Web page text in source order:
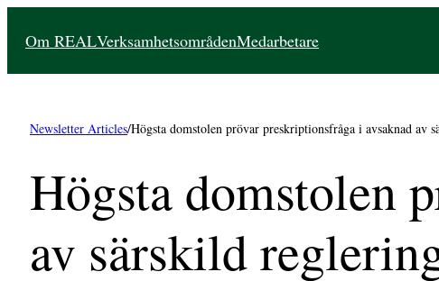
Om REALVerksamhetsområdenMedarbetare
Newsletter Articles/Högsta domstolen prövar preskriptionsfråga i avsaknad av
Högsta domstolen
av särskild